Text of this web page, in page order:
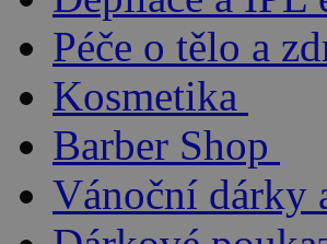
Péče o tělo a
Kosmetika
Barber Shop
Vánoční dárky